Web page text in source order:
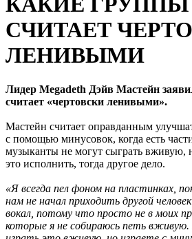
СЧИТАЕТ
ЛЕНИВЫМИ
Лидер Megadeth Дэйв Мастейн
считает «чертовски ленивыми».
Мастейн считает оправданным
с помощью минусовок, когда есть
музыканты не могут сыграть вживую,
это исполнить, тогда другое дело.
«Я всегда пел фоном на пластинках,
нам не начал приходить другой
вокал, потому что просто не в моих
которые я не собираюсь петь